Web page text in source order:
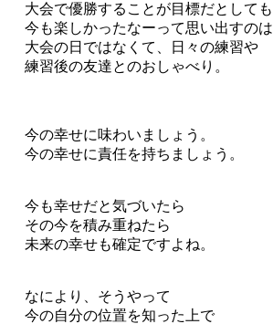
大会で優勝することが目標だとしても
今も楽しかったなーって思い出すのは
大会の日ではなくて、日々の練習や
練習後の友達とのおしゃべり。
今の幸せに味わいましょう。
今の幸せに責任を持ちましょう。
今も幸せだと気づいたら
その今を積み重ねたら
未来の幸せも確定ですよね。
なにより、そうやって
今の自分の位置を知った上で